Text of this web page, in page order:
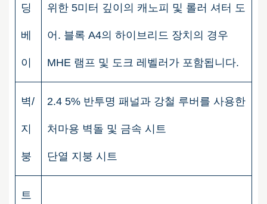
딩
베
이
위한 5미터 깊이의 캐노피 및 롤러 셔터 도
어. 블록 A4의 하이브리드 장치의 경우
MHE 램프 및 도크 레벨러가 포함됩니다.
벽/
지
붕
2.4 5% 반투명 패널과 강철 루버를 사용한
처마용 벽돌 및 금속 시트
단열 지붕 시트
트